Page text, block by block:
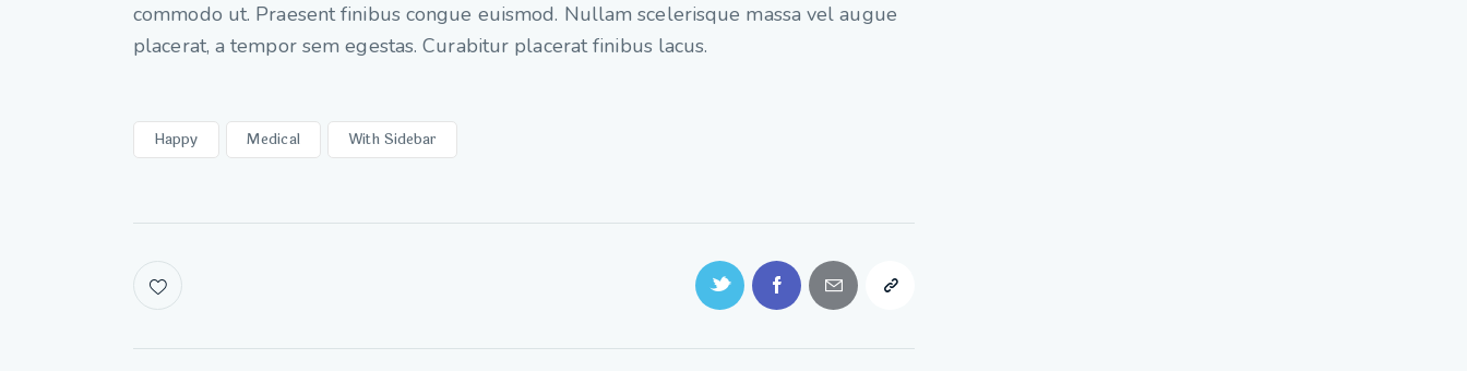
commodo ut. Praesent finibus congue euismod. Nullam scelerisque massa vel augue
placerat, a tempor sem egestas. Curabitur placerat finibus lacus.
Happy Medical With Sidebar